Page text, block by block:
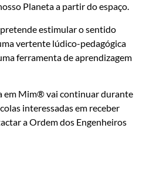
Planeta a partir do espaço.
estimular o sentido
vertente lúdico-pedagógica
ferramenta de aprendizagem
em Mim® vai continuar durante
interessadas em receber
a Ordem dos Engenheiros